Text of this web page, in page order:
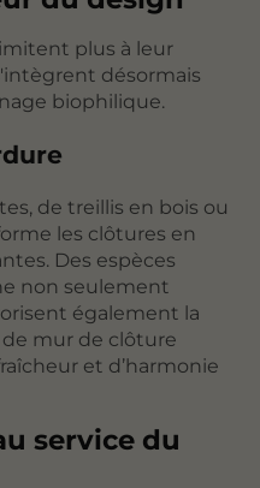
plus à leur
désormais
biophilique.
de treillis en bois ou
les clôtures en
Des espèces
non seulement
également la
mur de clôture
et d’harmonie
service du